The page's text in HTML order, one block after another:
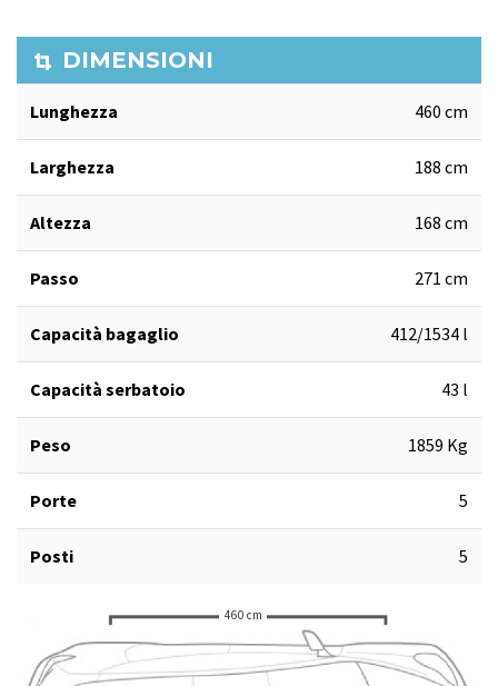
DIMENSIONI
Lunghezza 460 cm
Larghezza 188 cm
Altezza 168 cm
Passo 271 cm
Capacità bagaglio 412/1534 l
Capacità serbatoio 43 l
Peso 1859 Kg
Porte 5
Posti 5
460 cm